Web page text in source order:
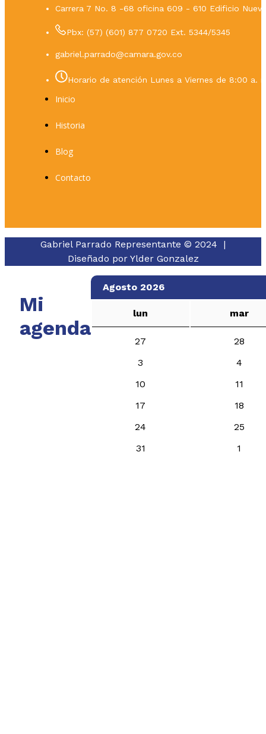
Carrera 7 No. 8 -68 oficina 609 - 610 Edificio
Pbx: (57) (601) 877 0720 Ext. 5344/5345
gabriel.parrado@camara.gov.co
Horario de atención Lunes a Viernes de 8:00 a.
Inicio
Historia
Blog
Contacto
Gabriel Parrado Representante © 2024 |
Diseñado por Ylder Gonzalez
Mi
agenda
Agosto 2026
lun mar
27
28
3
4
10
11
17
18
24
25
31
1